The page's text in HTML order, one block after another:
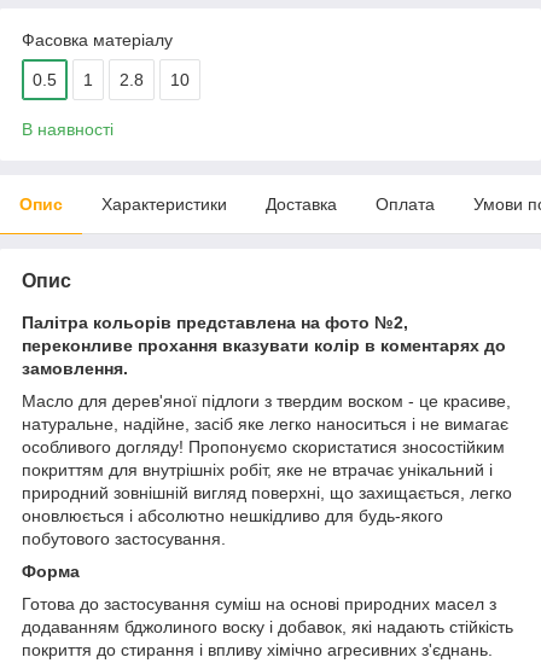
Фасовка матеріалу
0.5 1 2.8 10
В наявності
Опис Характеристики Доставка Оплата Умови
Опис
Палітра кольорів представлена на фото №2,
переконливе прохання вказувати колір в коментарях до
замовлення.
Масло для дерев'яної підлоги з твердим воском - це красиве,
натуральне, надійне, засіб яке легко наноситься і не вимагає
особливого догляду! Пропонуємо скористатися зносостійким
покриттям для внутрішніх робіт, яке не втрачає унікальний і
природний зовнішній вигляд поверхні, що захищається, легко
оновлюється і абсолютно нешкідливо для будь-якого
побутового застосування.
Форма
Готова до застосування суміш на основі природних масел з
додаванням бджолиного воску і добавок, які надають стійкість
покриття до стирання і впливу хімічно агресивних з'єднань.